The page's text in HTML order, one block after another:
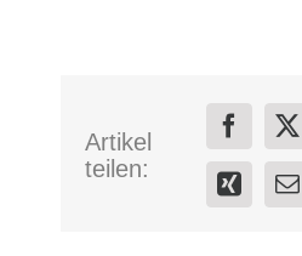
Artikel
teilen: